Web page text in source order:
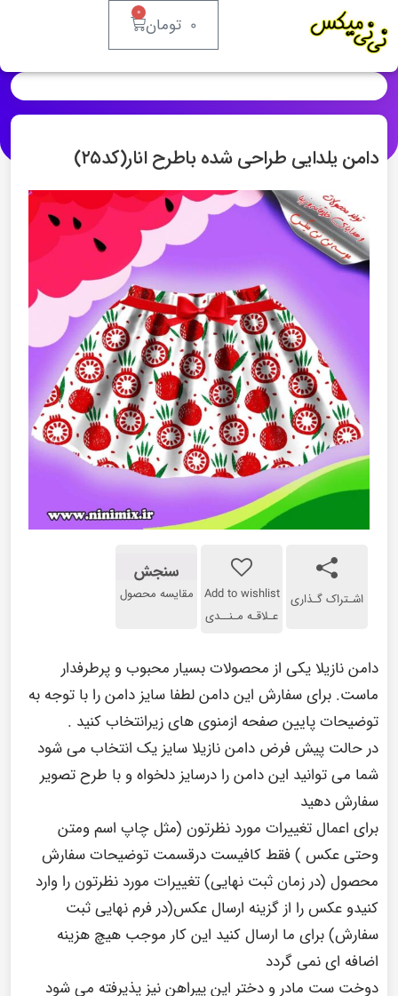
۰ تومان ۰
دامن یلدایی طراحی شده باطرح انار(کد۲۵)
اشـتراک گـذاری Add to wishlist
عـلاقـه مـنــدی
سنجش
مقایسه محصول
دامن نازیلا یکی از محصولات بسیار محبوب و پرطرفدار
ماست. برای سفارش این دامن لطفا سایز دامن را با توجه به
توضیحات پایین صفحه ازمنوی های زیرانتخاب کنید .
در حالت پیش فرض دامن نازیلا سایز یک انتخاب می شود
شما می توانید این دامن را درسایز دلخواه و با طرح تصویر
سفارش دهید
برای اعمال تغییرات مورد نظرتون (مثل چاپ اسم ومتن
وحتی عکس ) فقط کافیست درقسمت توضیحات سفارش
محصول (در زمان ثبت نهایی) تغییرات مورد نظرتون را وارد
کنیدو عکس را از گزینه ارسال عکس(در فرم نهایی ثبت
سفارش) برای ما ارسال کنید این کار موجب هیچ هزینه
اضافه ای نمی گردد
دوخت ست مادر و دختر این پیراهن نیز پذیرفته می شود